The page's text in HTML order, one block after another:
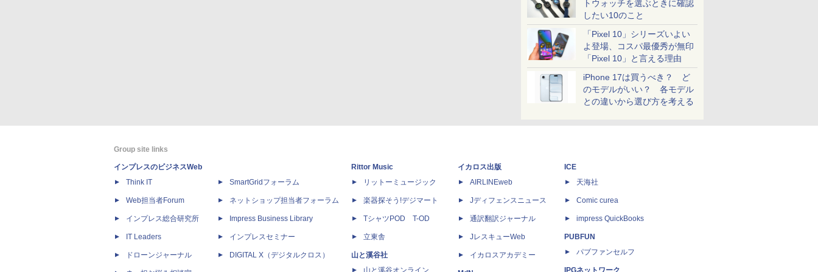
トウォッチを選ぶときに確認
したい10のこと
「Pixel 10」シリーズいよい
よ登場、コスパ最優秀が無印
「Pixel 10」と言える理由
iPhone 17は買うべき？ ど
のモデルがいい？ 各モデル
との違いから選び方を考える
Group site links
インプレスのビジネスWeb
Think IT
Web担当者Forum
インプレス総合研究所
IT Leaders
ドローンジャーナル
SmartGridフォーラム
ネットショップ担当者フォーラム
Impress Business Library
インプレスセミナー
DIGITAL X（デジタルクロス）
Rittor Music
リットーミュージック
楽器探そう!デジマート
TシャツPOD T-OD
立東舎
山と溪谷社
山と溪谷オンライン
イカロス出版
AIRLINEweb
Jディフェンスニュース
通訳翻訳ジャーナル
JレスキューWeb
イカロスアカデミー
ICE
天海社
Comic curea
impress QuickBooks
PUBFUN
パブファンセルフ
IPGネットワーク